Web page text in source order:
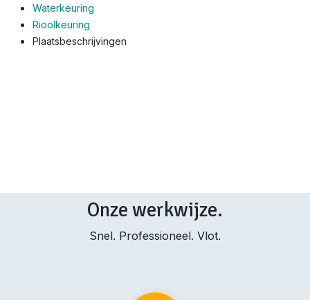
Waterkeuring
Rioolkeuring
Plaatsbeschrijvingen
Onze werkwijze.
Snel. Professioneel. Vlot.